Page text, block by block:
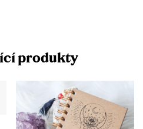
produkty